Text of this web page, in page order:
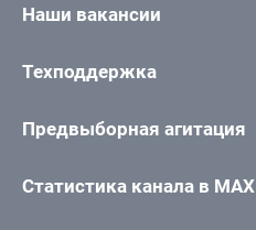
Наши вакансии
Техподдержка
Предвыборная агитация
Статистика канала в MAX